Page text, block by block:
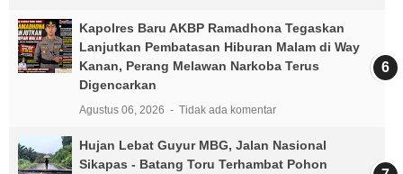
Kapolres Baru AKBP Ramadhona Tegaskan
Lanjutkan Pembatasan Hiburan Malam di Way
Kanan, Perang Melawan Narkoba Terus
Digencarkan
Agustus 06, 2026 Tidak ada komentar
Hujan Lebat Guyur MBG, Jalan Nasional
Sikapas - Batang Toru Terhambat Pohon